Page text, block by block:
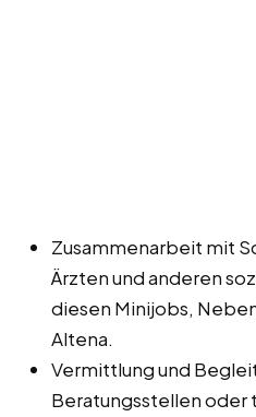
Zusammenarbeit mit
Ärzten und anderen
diesen Minijobs,
Altena.
Vermittlung und
Beratungsstellen oder